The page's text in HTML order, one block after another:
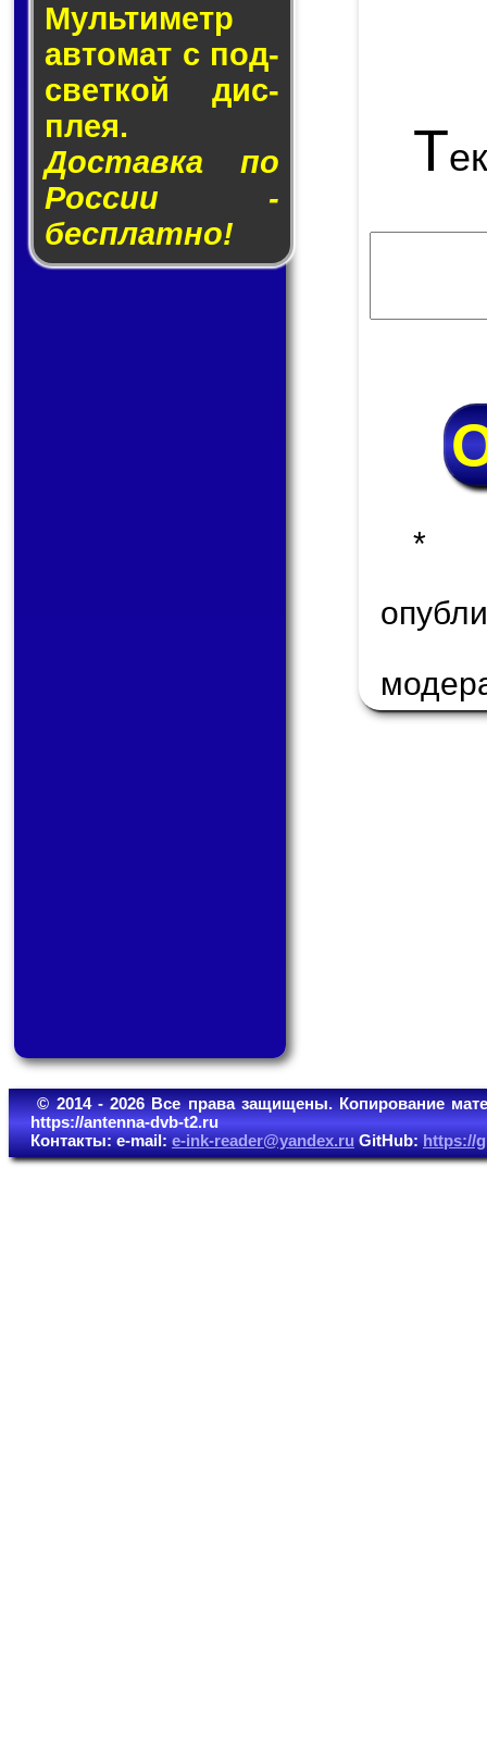
Муль­ти­метр
ав­то­мат с под­
свет­кой дис­
плея.
Доставка по
России -
бесплатно!
Т
*
© 2014 - 2026 Все права защищены. Копирование
https://antenna-dvb-t2.ru
Контакты: e-mail:e-ink-reader@yandex.ruGitHub:https://